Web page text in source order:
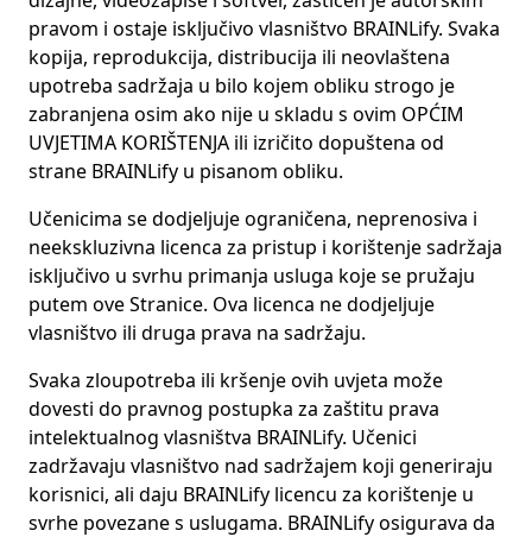
pravom i ostaje isključivo vlasništvo BRAINLify. Svaka
kopija, reprodukcija, distribucija ili neovlaštena
upotreba sadržaja u bilo kojem obliku strogo je
zabranjena osim ako nije u skladu s ovim OPĆIM
UVJETIMA KORIŠTENJA ili izričito dopuštena od
strane BRAINLify u pisanom obliku.
Učenicima se dodjeljuje ograničena, neprenosiva i
neekskluzivna licenca za pristup i korištenje sadržaja
isključivo u svrhu primanja usluga koje se pružaju
putem ove Stranice. Ova licenca ne dodjeljuje
vlasništvo ili druga prava na sadržaju.
Svaka zloupotreba ili kršenje ovih uvjeta može
dovesti do pravnog postupka za zaštitu prava
intelektualnog vlasništva BRAINLify. Učenici
zadržavaju vlasništvo nad sadržajem koji generiraju
korisnici, ali daju BRAINLify licencu za korištenje u
svrhe povezane s uslugama. BRAINLify osigurava da